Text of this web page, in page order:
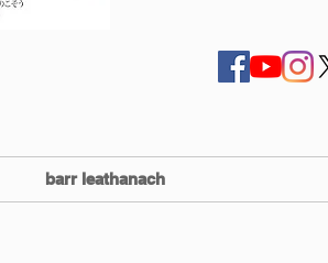
barr leathanach